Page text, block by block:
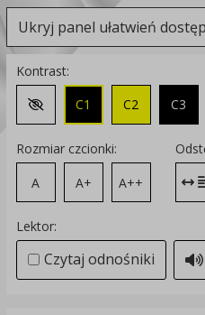
Ukryj panel ułatwień
Kontrast:
Zmień kontrast na domyślny
C1 C2 C3
Rozmiar czcionki:
A
A+ A++
Lektor:
Czytaj odnośniki